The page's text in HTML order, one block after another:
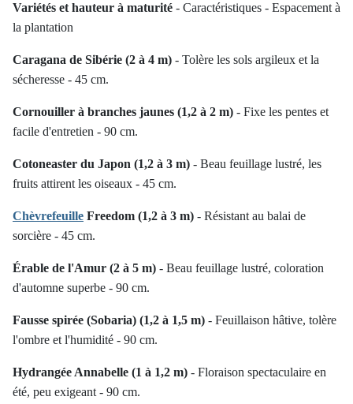
Variétés et hauteur à maturité - Caractéristiques - Espacement à
la plantation
Caragana de Sibérie (2 à 4 m) - Tolère les sols argileux et la
sécheresse - 45 cm.
Cornouiller à branches jaunes (1,2 à 2 m) - Fixe les pentes et
facile d'entretien - 90 cm.
Cotoneaster du Japon (1,2 à 3 m) - Beau feuillage lustré, les
fruits attirent les oiseaux - 45 cm.
Chèvrefeuille Freedom (1,2 à 3 m) - Résistant au balai de
sorcière - 45 cm.
Érable de l'Amur (2 à 5 m) - Beau feuillage lustré, coloration
d'automne superbe - 90 cm.
Fausse spirée (Sobaria) (1,2 à 1,5 m) - Feuillaison hâtive, tolère
l'ombre et l'humidité - 90 cm.
Hydrangée Annabelle (1 à 1,2 m) - Floraison spectaculaire en
été, peu exigeant - 90 cm.